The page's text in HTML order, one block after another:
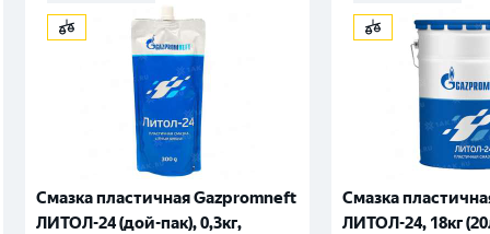
Смазка пластичная Gazpromneft
ЛИТОЛ-24 (дой-пак), 0,3кг,
Смазка
ЛИТОЛ-24, 18кг